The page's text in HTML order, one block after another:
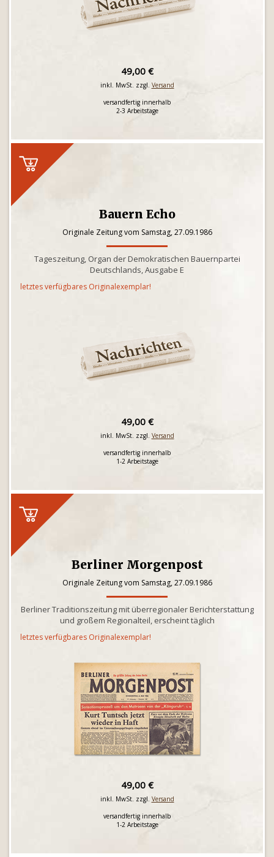
49,00 €
inkl. MwSt. zzgl. Versand
versandfertig innerhalb
2-3 Arbeitstage
Bauern Echo
Originale Zeitung vom Samstag, 27.09.1986
Tageszeitung, Organ der Demokratischen Bauernpartei
Deutschlands, Ausgabe E
letztes verfügbares Originalexemplar!
49,00 €
inkl. MwSt. zzgl. Versand
versandfertig innerhalb
1-2 Arbeitstage
Berliner Morgenpost
Originale Zeitung vom Samstag, 27.09.1986
Berliner Traditionszeitung mit überregionaler Berichterstattung
und großem Regionalteil, erscheint täglich
letztes verfügbares Originalexemplar!
49,00 €
inkl. MwSt. zzgl. Versand
versandfertig innerhalb
1-2 Arbeitstage